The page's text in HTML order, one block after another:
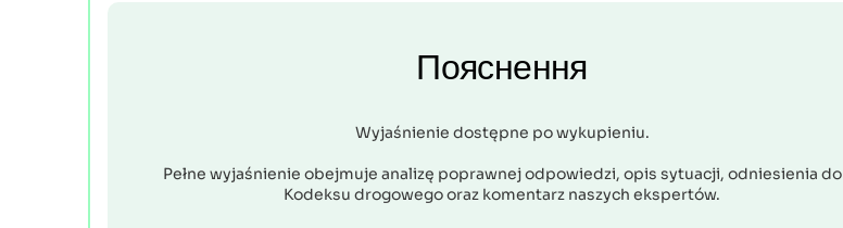
Пояснення
Wyjaśnienie dostępne po wykupieniu.
Pełne wyjaśnienie obejmuje analizę poprawnej odpowiedzi, opis sytuacji, odniesienia do
Kodeksu drogowego oraz komentarz naszych ekspertów.